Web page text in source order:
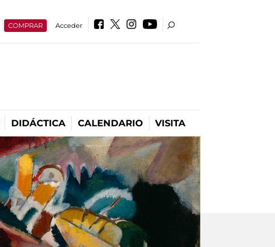
COMPRAR Acceder
DIDÁCTICA CALENDARIO VISITA